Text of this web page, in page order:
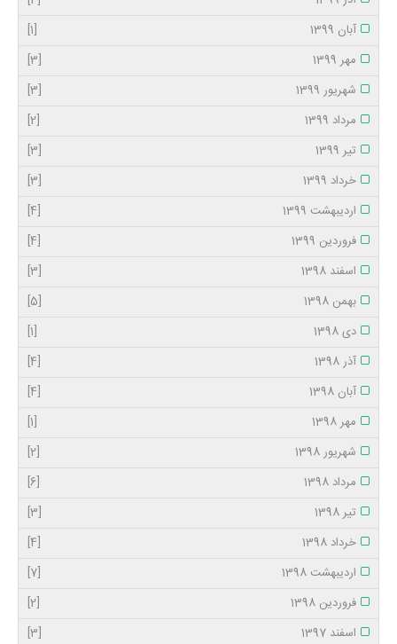
آبان 1399
[1]
مهر 1399
[3]
شهریور 1399
[3]
مرداد 1399
[2]
تیر 1399
[3]
خرداد 1399
[3]
اردیبهشت 1399
[4]
فروردین 1399
[4]
اسفند 1398
[3]
بهمن 1398
[5]
دی 1398
[1]
آذر 1398
[4]
آبان 1398
[4]
مهر 1398
[1]
شهریور 1398
[2]
مرداد 1398
[6]
تیر 1398
[3]
خرداد 1398
[4]
اردیبهشت 1398
[7]
فروردین 1398
[2]
اسفند 1397
[3]